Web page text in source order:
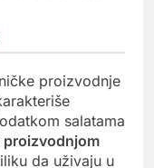
proizvodnje
salatama
proizvodnjom
da uživaju u